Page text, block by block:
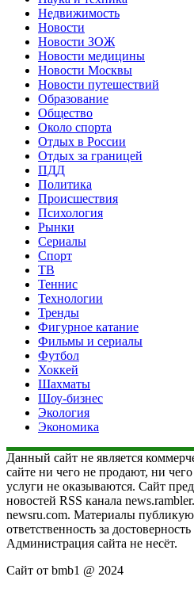
Недвижимость
Новости
Новости ЗОЖ
Новости медицины
Новости Москвы
Новости путешествий
Образование
Общество
Около спорта
Отдых в России
Отдых за границей
ПДД
Политика
Происшествия
Психология
Рынки
Сериалы
Спорт
ТВ
Теннис
Технологии
Тренды
Фигурное катание
Фильмы и сериалы
Футбол
Хоккей
Шахматы
Шоу-бизнес
Экология
Экономика
Данный сайт не является
сайте ни чего не продают, ни
услуги не оказываются. Сайт
новостей RSS канала
newsru.com. Материалы
ответственность за
Администрация сайта не несёт.
Сайт от bmb1 @ 2024